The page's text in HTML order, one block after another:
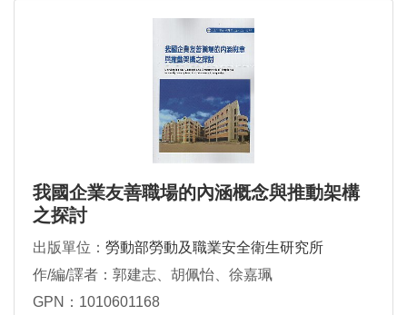
我國企業友善職場的內涵概念與推動架構
之探討
出版單位： 勞動部勞動及職業安全衛生研究所
作/編/譯者：郭建志、胡佩怡、徐嘉珮
GPN：1010601168